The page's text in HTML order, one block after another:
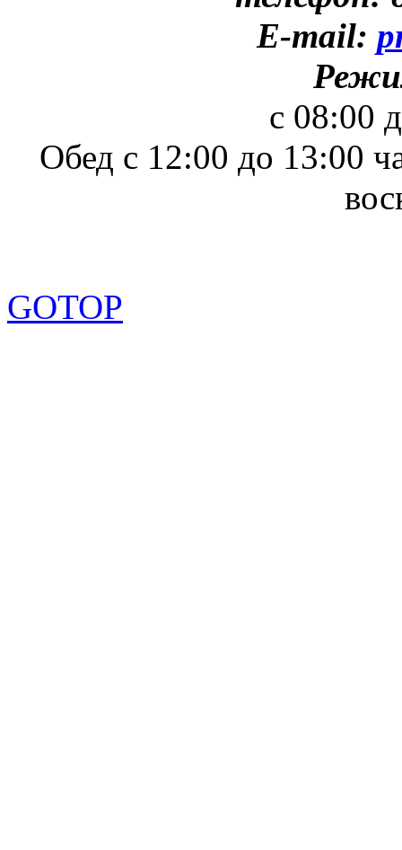
E-mail:
с 08:00
Обед с 12:00 до 13:00
GOTOP